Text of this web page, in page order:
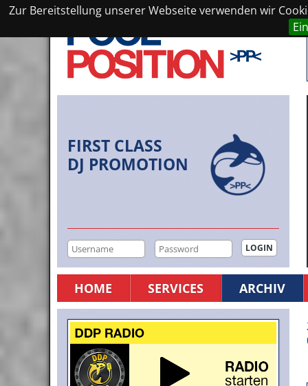
Zur Bereitstellung unserer Webseite verwenden wir
FIRST CLASS
DJ PROMOTION
HOME SERVICES ARCHIV